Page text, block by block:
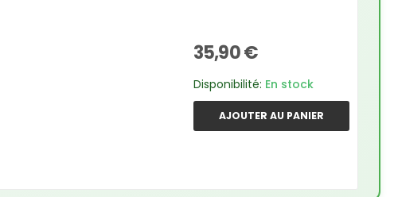
35,90 €
Disponibilité: En stock
AJOUTER AU PANIER